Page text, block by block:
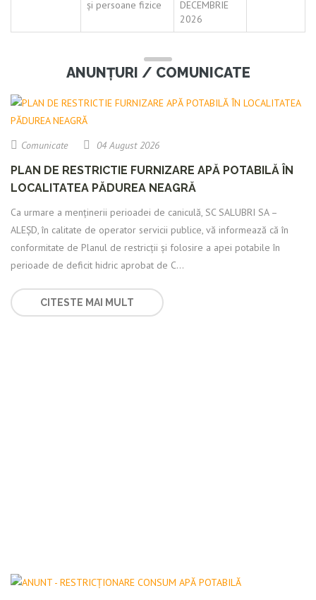
și persoane fizice
DECEMBRIE
2026
ANUNȚURI / COMUNICATE
Comunicate 04 August 2026
PLAN DE RESTRICTIE FURNIZARE APĂ POTABILĂ ÎN
LOCALITATEA PĂDUREA NEAGRĂ
Ca urmare a menținerii perioadei de caniculă, SC SALUBRI SA –
ALEȘD, în calitate de operator servicii publice, vă informează că în
conformitate de Planul de restricții și folosire a apei potabile în
perioade de deficit hidric aprobat de C...
CITESTE MAI MULT